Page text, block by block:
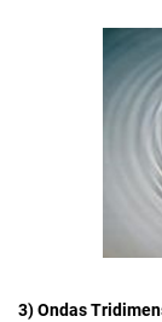
3) Ondas